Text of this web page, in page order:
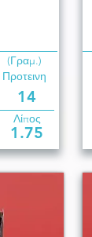
Προτεινη
14
(Γραμ.)
Λίπος
1.75